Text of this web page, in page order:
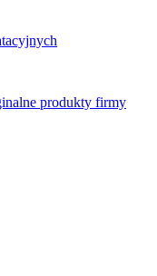
produkty firmy